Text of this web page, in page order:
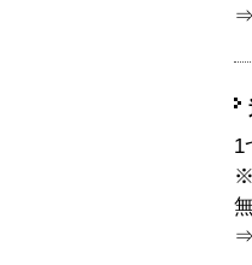
⇒
1
※
⇒